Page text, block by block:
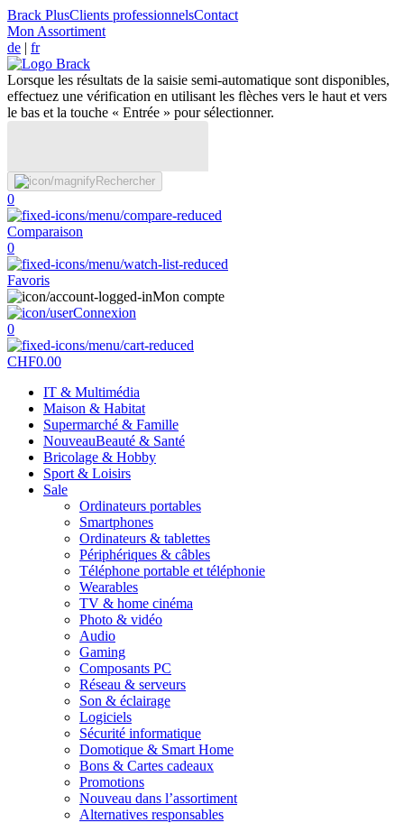
Brack PlusClients professionnelsContact
Mon Assortiment
de | fr
Lorsque les résultats de la saisie semi-automatique sont disponibles,
effectuez une vérification en utilisant les flèches vers le haut et vers
le bas et la touche « Entrée » pour sélectionner.
Rechercher
0
Comparaison
0
Favoris
Mon compte
Connexion
0
CHF0.00
IT & Multimédia
Maison & Habitat
Supermarché & Famille
NouveauBeauté & Santé
Bricolage & Hobby
Sport & Loisirs
Sale
Ordinateurs portables
Smartphones
Ordinateurs & tablettes
Périphériques & câbles
Téléphone portable et téléphonie
Wearables
TV & home cinéma
Photo & vidéo
Audio
Gaming
Composants PC
Réseau & serveurs
Son & éclairage
Logiciels
Sécurité informatique
Domotique & Smart Home
Bons & Cartes cadeaux
Promotions
Nouveau dans l’assortiment
Alternatives responsables